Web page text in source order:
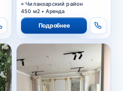
Чиланзарский район
450 м2 • Аренда
Подробнее